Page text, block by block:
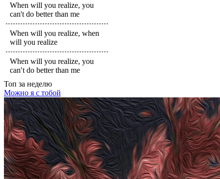
When will you realize, you
can't do better than me
When will you realize, when
will you realize
When will you realize, you
can′t do better than me
Топ за неделю
Можно я с тобой